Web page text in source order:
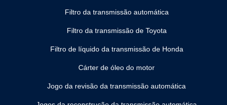
Filtro da transmissão automática
Filtro da transmissão de Toyota
Filtro de líquido da transmissão de Honda
Cárter de óleo do motor
Jogo da revisão da transmissão automática